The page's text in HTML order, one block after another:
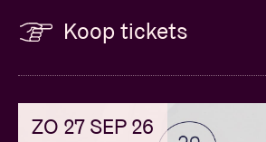
Koop tickets
ZO 27 SEP 26